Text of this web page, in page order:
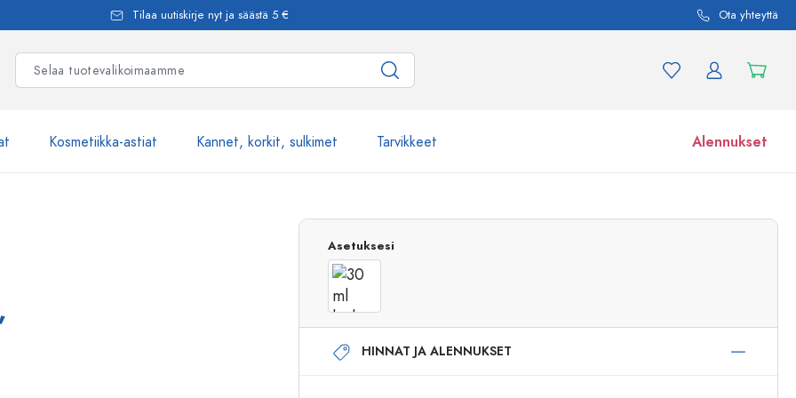
Tilaa uutiskirje nyt ja säästä 5 € Ota yhteyttä
Kosmetiikka-astiat Kannet, korkit, sulkimet Tarvikkeet Alennukset
Airless-pumppupullot
Roll-on-pullot
Lasipurkit
Asetuksesi
HINNAT JA ALENNUKSET